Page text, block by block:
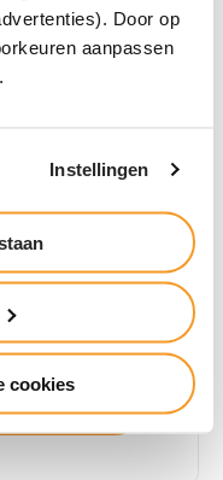
Door op
aanpassen
Instellingen
cookies
van
baan in de